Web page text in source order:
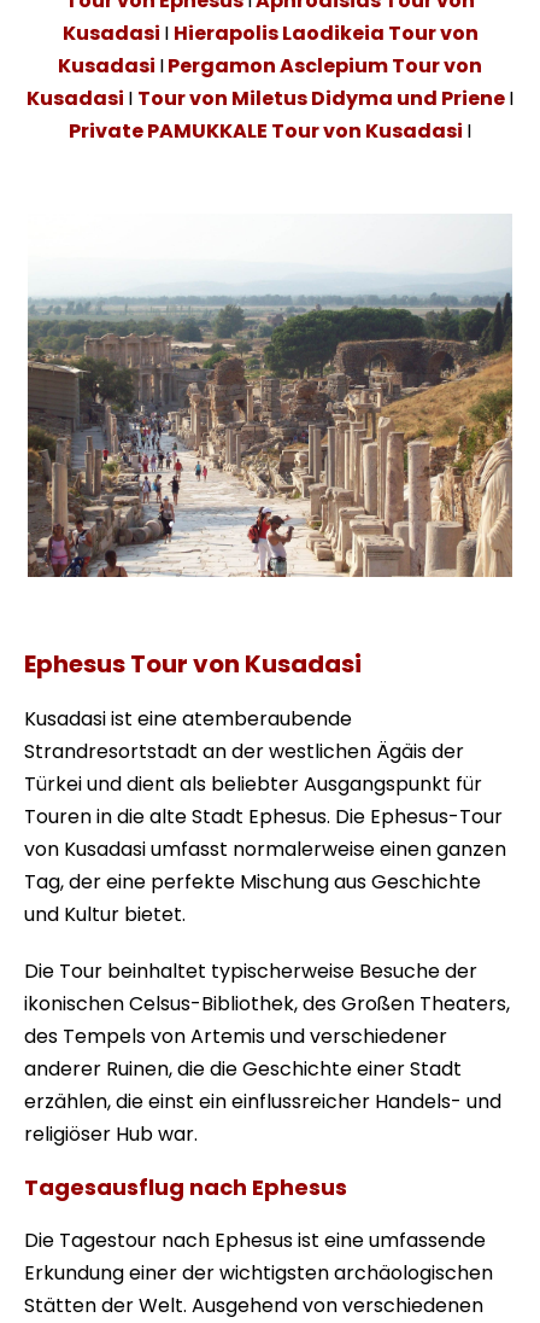
Kusadasi I Hierapolis Laodikeia Tour von
Kusadasi IPergamon Asclepium Tour von
Kusadasi I Tour von Miletus Didyma und PrieneI
Private PAMUKKALE Tour von Kusadasi I
Ephesus Tour von Kusadasi
Kusadasi ist eine atemberaubende
Strandresortstadt an der westlichen Ägäis der
Türkei und dient als beliebter Ausgangspunkt für
Touren in die alte Stadt Ephesus. Die Ephesus-Tour
von Kusadasi umfasst normalerweise einen ganzen
Tag, der eine perfekte Mischung aus Geschichte
und Kultur bietet.
Die Tour beinhaltet typischerweise Besuche der
ikonischen Celsus-Bibliothek, des Großen Theaters,
des Tempels von Artemis und verschiedener
anderer Ruinen, die die Geschichte einer Stadt
erzählen, die einst ein einflussreicher Handels- und
religiöser Hub war.
Tagesausflug nach Ephesus
Die Tagestour nach Ephesus ist eine umfassende
Erkundung einer der wichtigsten archäologischen
Stätten der Welt. Ausgehend von verschiedenen